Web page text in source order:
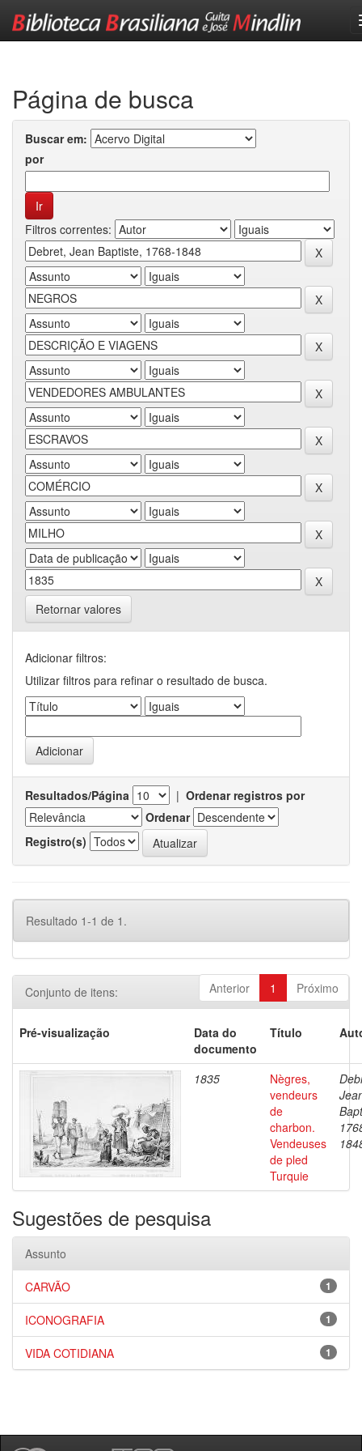
Página de busca
Buscar em:
por
Filtros correntes:
Retornar valores
Adicionar filtros:
Utilizar filtros para refinar o resultado de busca.
Resultados/Página | Ordenar registros por
Ordenar
Registro(s)
Resultado 1-1 de 1.
Anterior 1 Próximo
Conjunto de itens:
Pré-visualização
Data do
documento
Título
1835
Nègres,
vendeurs
de
charbon.
Vendeuses
de pled
Turquie
Sugestões de pesquisa
Assunto
1
CARVÃO
1
ICONOGRAFIA
1
VIDA COTIDIANA